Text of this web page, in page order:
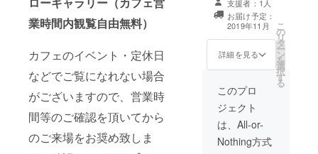
業時間内観覧自由無料）
カフェのイベント・定休日
などでご覧になれない場合
がございますので、営業時
間等のご確認を頂いてから
のご来場をお奨め致しま
亜利写真集『隣
人。 38度線の
北』1冊 初沢亜
利さんにサイン
をいただいた
『隣人。 38度線
の北』1冊をお送
りします。 ■次
回来店時飲食代
20％off優待券に
ついて 有効期間
は6ヶ月です。
12/20（木）のど
ちらともご参加
頂ける権利で
す。 それぞれ、
2ドリンク付きで
～21:00 ・2018
年12月20日
19:00～21:00 以
上全てカフェス
ローにて開催 ■
サイン入り初沢
支援者：1人
お届け予定：
2019年11月
詳細を見る
こ
の
リ
タ
ー
ン
を
選
択
す
る
このプロ
ジェクト
は、All-or-
Nothing方式